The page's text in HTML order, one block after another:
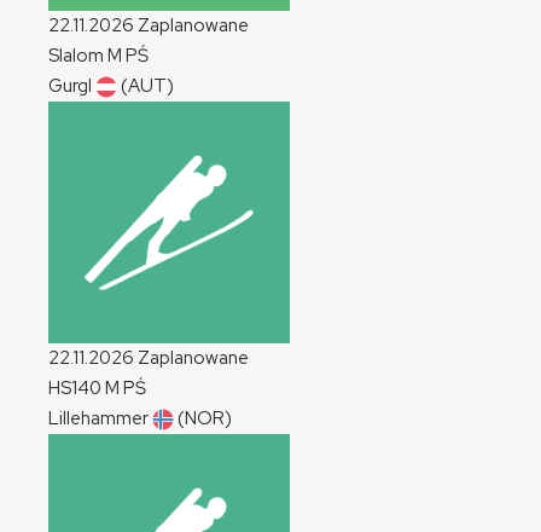
22.11.2026 Zaplanowane
Slalom M PŚ
Gurgl
(AUT)
22.11.2026 Zaplanowane
HS140 M PŚ
Lillehammer
(NOR)